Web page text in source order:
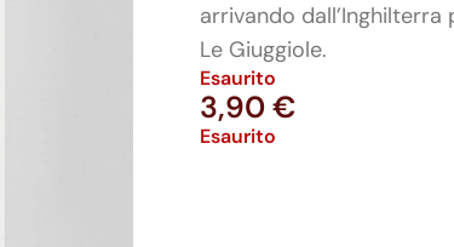
arrivando
Le Giuggiole.
Esaurito
3,90€
Esaurito